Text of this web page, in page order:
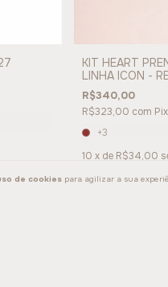
de cookiespara agilizar a sua
KIT HEART
LINHA ICON -
R$340,00
R$323,00 com Pix
+3
10 x de R$34,00